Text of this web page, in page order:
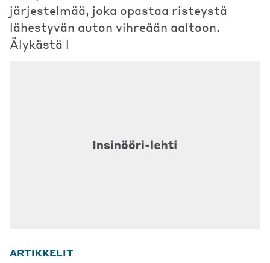
järjestelmää, joka opastaa risteystä
lähestyvän auton vihreään aaltoon.
Älykästä l
ARTIKKELIT